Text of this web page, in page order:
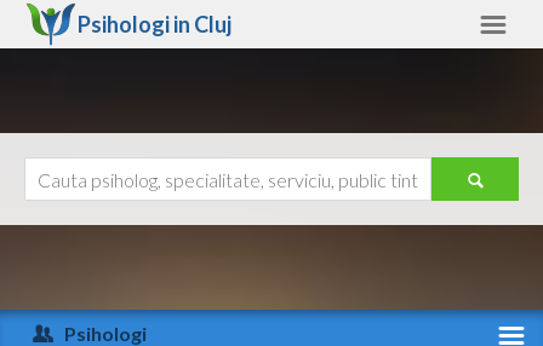
Psihologi in Cluj
Arad
Ajutor
Psihologi